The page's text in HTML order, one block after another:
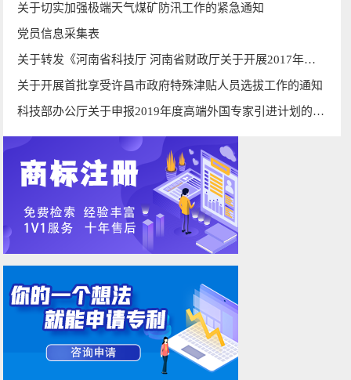
关于切实加强极端天气煤矿防汛工作的紧急通知
党员信息采集表
关于转发《河南省科技厅 河南省财政厅关于开展2017年度河南省科技计划编制工作的通知》的通知
关于开展首批享受许昌市政府特殊津贴人员选拔工作的通知
科技部办公厅关于申报2019年度高端外国专家引进计划的通知